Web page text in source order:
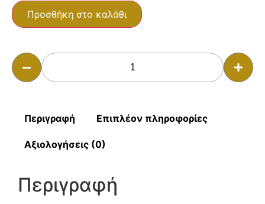
Προσθήκη στο καλάθι
Περιγραφή Επιπλέον πληροφορίες
Αξιολογήσεις (0)
Περιγραφή